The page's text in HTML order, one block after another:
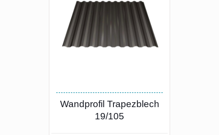
Wandprofil Trapezblech
19/105